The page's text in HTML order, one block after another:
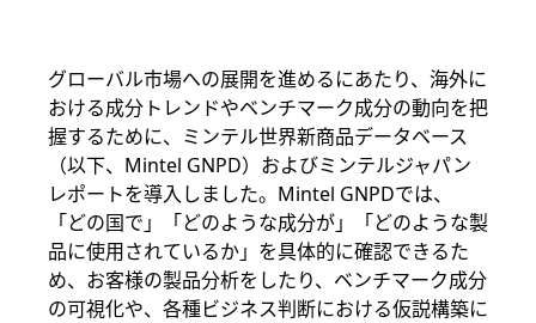
グローバル市場への展開を進めるにあたり、海外に
おける成分トレンドやベンチマーク成分の動向を把
握するために、ミンテル世界新商品データベース
（以下、Mintel GNPD）およびミンテルジャパン
レポートを導入しました。Mintel GNPDでは、
「どの国で」「どのような成分が」「どのような製
品に使用されているか」を具体的に確認できるた
め、お客様の製品分析をしたり、ベンチマーク成分
の可視化や、各種ビジネス判断における仮説構築に